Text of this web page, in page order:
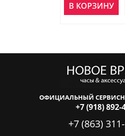
В КОРЗИНУ
ОФИЦИАЛЬНЫЙ
+7 (918) 892-
+7 (863)